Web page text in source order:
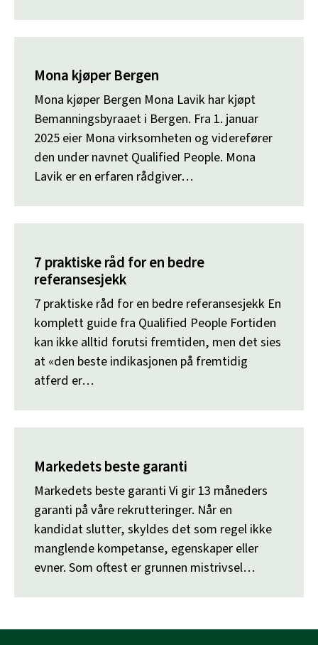
Mona kjøper Bergen
Mona kjøper Bergen Mona Lavik har kjøpt
Bemanningsbyraaet i Bergen. Fra 1. januar
2025 eier Mona virksomheten og viderefører
den under navnet Qualified People. Mona
Lavik er en erfaren rådgiver…
7 praktiske råd for en bedre
referansesjekk
7 praktiske råd for en bedre referansesjekk En
komplett guide fra Qualified People Fortiden
kan ikke alltid forutsi fremtiden, men det sies
at «den beste indikasjonen på fremtidig
atferd er…
Markedets beste garanti
Markedets beste garanti Vi gir 13 måneders
garanti på våre rekrutteringer. Når en
kandidat slutter, skyldes det som regel ikke
manglende kompetanse, egenskaper eller
evner. Som oftest er grunnen mistrivsel…